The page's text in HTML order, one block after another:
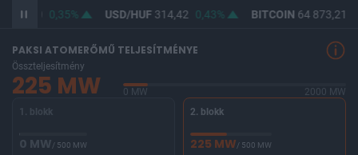
363,00 0,35% USD/HUF314,42 0,43% BITCOIN64 873,21
PAKSI ATOMERŐMŰ TELJESÍTMÉNYE
Összteljesítmény
225 MW 0 MW
2000 MW
1. blokk
0 MW/ 500 MW
2. blokk
225 MW/ 500 MW